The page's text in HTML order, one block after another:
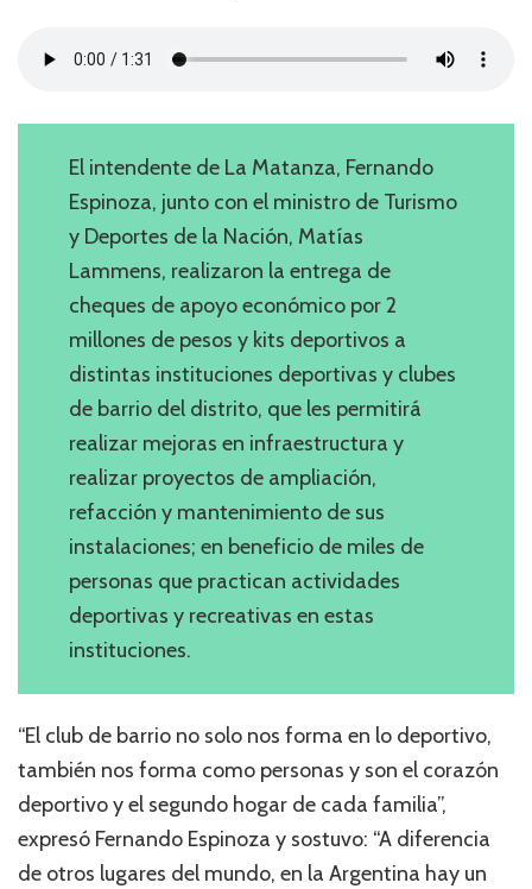
El intendente de La Matanza, Fernando
Espinoza, junto con el ministro de Turismo
y Deportes de la Nación, Matías
Lammens, realizaron la entrega de
cheques de apoyo económico por 2
millones de pesos y kits deportivos a
distintas instituciones deportivas y clubes
de barrio del distrito, que les permitirá
realizar mejoras en infraestructura y
realizar proyectos de ampliación,
refacción y mantenimiento de sus
instalaciones; en beneficio de miles de
personas que practican actividades
deportivas y recreativas en estas
instituciones.
“El club de barrio no solo nos forma en lo deportivo,
también nos forma como personas y son el corazón
deportivo y el segundo hogar de cada familia”,
expresó Fernando Espinoza y sostuvo: “A diferencia
de otros lugares del mundo, en la Argentina hay un